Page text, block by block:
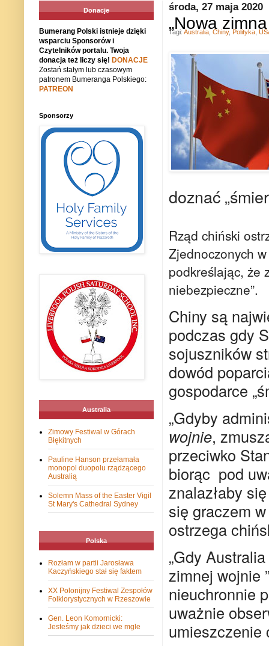
środa, 27 maja 2020
„Nowa
doznać
Rząd chiński
Zjednoczonych
podkreślając, że
niebezpieczne”.
Chiny są
podczas gdy
sojuszników
dowód
gospodarce
„Gdyby
wojnie,
przeciwko
biorąc pod
znalazłaby
się graczem
ostrzega
„Gdy
zimnej wojnie
nieuchronnie
uważnie
umieszczenie
Tagi: Australia Chiny, Polityka
Donacje
Bumerang Polski istnieje dzięki
wsparciu Sponsorów i
Czytelników portalu. Twoja
donacja też liczy się! DONACJE
Zostań stałym lub czasowym
patronem Bumeranga Polskiego:
PATREON
Sponsorzy
Australia
Zimowy Festiwal w Górach
Błękitnych
Pauline Hanson przełamała
monopol duopolu rządzącego
Australią
Solemn Mass of the Easter Vigil
St Mary's Cathedral Sydney
Polska
Rozłam w partii Jarosława
Kaczyńskiego stał się faktem
XX Polonijny Festiwal Zespołów
Folklorystycznych w Rzeszowie
Gen. Leon Komornicki:
Jesteśmy jak dzieci we mgle